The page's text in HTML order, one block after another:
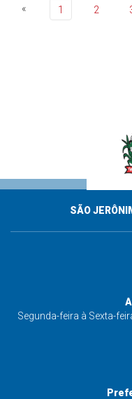
« 1 2
SÃO
Segunda-feira à Sexta-